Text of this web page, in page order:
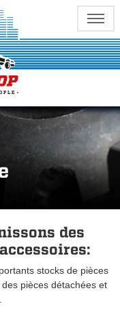
des
stocks de pièces
des pièces détachées et